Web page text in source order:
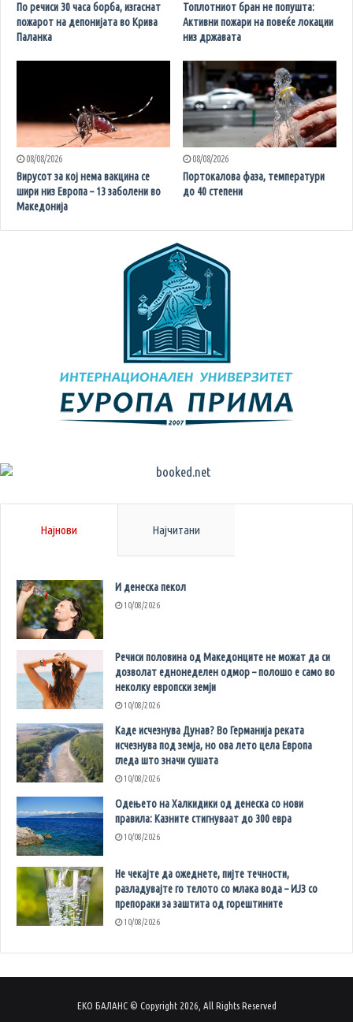
По речиси 30 часа борба, изгаснат
пожарот на депонијата во Крива
Паланка
Топлотниот бран не попушта:
Активни пожари на повеќе локации
низ државата
08/08/2026
Вирусот за кој нема вакцина се
шири низ Европа – 13 заболени во
Македонија
08/08/2026
Портокалова фаза, температури
до 40 степени
Најнови Најчитани
И денеска пекол
10/08/2026
Речиси половина од Македонците не можат да си
дозволат еднонеделен одмор – полошо е само во
неколку европски земји
10/08/2026
Каде исчезнува Дунав? Во Германија реката
исчезнува под земја, но ова лето цела Европа
гледа што значи сушата
10/08/2026
Одењето на Халкидики од денеска со нови
правила: Казните стигнуваат до 300 евра
10/08/2026
Не чекајте да ожеднете, пијте течности,
разладувајте го телото со млака вода – ИЈЗ со
препораки за заштита од горештините
10/08/2026
ЕКО БАЛАНС © Copyright 2026, All Rights Reserved